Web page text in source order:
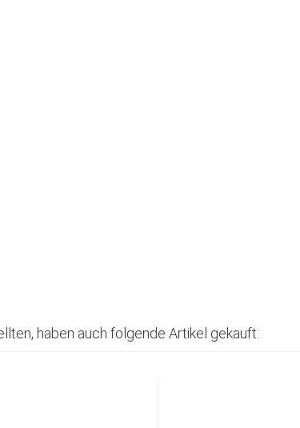
haben auch folgende Artikel gekauft: